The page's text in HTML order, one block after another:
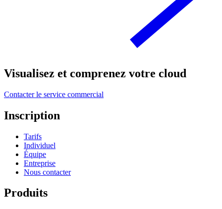
Visualisez et comprenez votre cloud
Contacter le service commercial
Inscription
Tarifs
Individuel
Équipe
Entreprise
Nous contacter
Produits